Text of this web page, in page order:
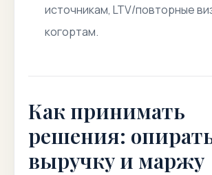
источникам, LTV/повторные
когортам.
Как принимать
решения:
выручку и маржу